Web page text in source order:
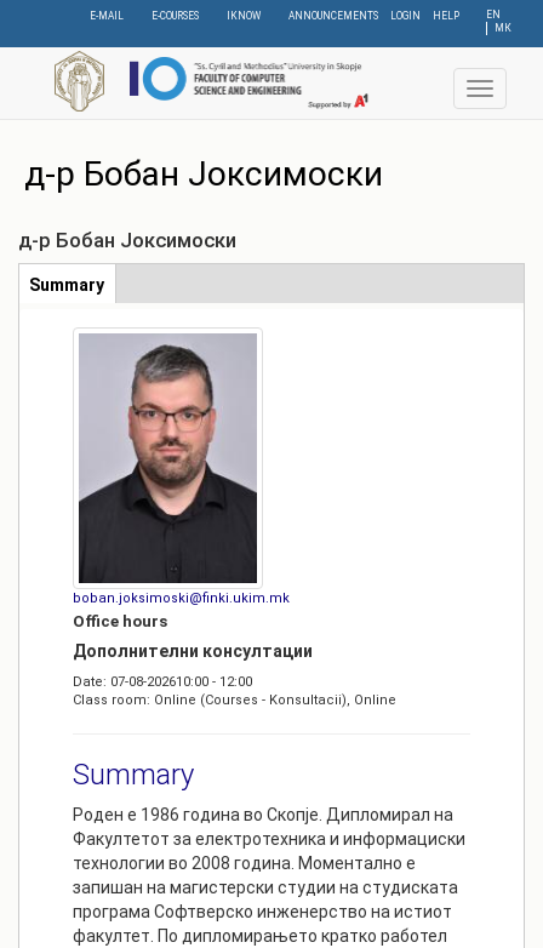
content
EN
МК
E-MAIL E-COURSES IKNOW ANNOUNCEMENTS LOGIN HELP
Toggle
д-р Бобан Јоксимоски
д-р Бобан Јоксимоски
Табови
Summary
tab)
boban.joksimoski@finki.ukim.mk
Office hours
Дополнителни консултации
Date: 07-08-202610:00 - 12:00
Class room: Online (Courses - Konsultacii), Online
Summary
Роден е 1986 година во Скопје. Дипломирал на
Факултетот за електротехника и информациски
технологии во 2008 година. Моментално е
запишан на магистерски студии на студиската
програма Софтверско инженерство на истиот
факултет. По дипломирањето кратко работел